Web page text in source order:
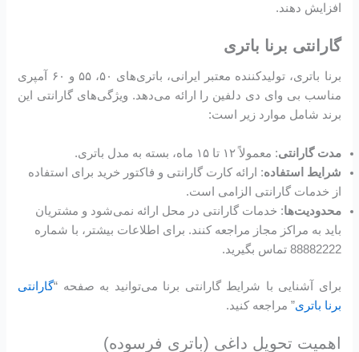
افزایش دهند.
گارانتی برنا باتری
برنا باتری، تولیدکننده معتبر ایرانی، باتری‌های ۵۰، ۵۵ و ۶۰ آمپری
مناسب بی وای دی دلفین را ارائه می‌دهد. ویژگی‌های گارانتی این
برند شامل موارد زیر است:
مدت گارانتی: معمولاً ۱۲ تا ۱۵ ماه، بسته به مدل باتری.
شرایط استفاده: ارائه کارت گارانتی و فاکتور خرید برای استفاده
از خدمات گارانتی الزامی است.
محدودیت‌ها: خدمات گارانتی در محل ارائه نمی‌شود و مشتریان
باید به مراکز مجاز مراجعه کنند. برای اطلاعات بیشتر، با شماره
88882222 تماس بگیرید.
برای آشنایی با شرایط گارانتی برنا می‌توانید به صفحه “گارانتی
برنا باتری” مراجعه کنید.
اهمیت تحویل داغی (باتری فرسوده)